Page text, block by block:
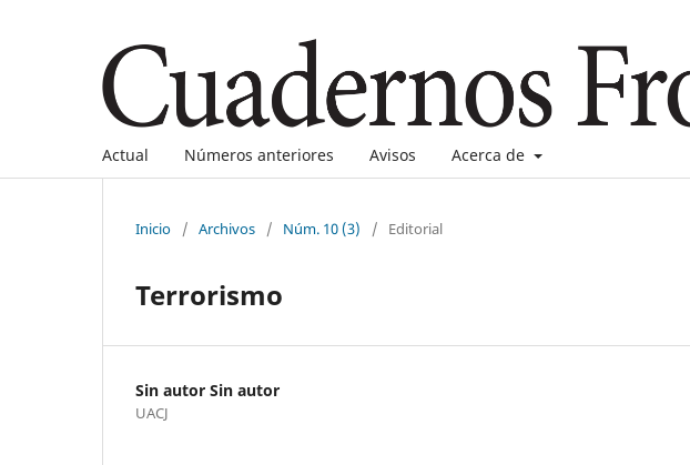
Actual Números anteriores Avisos Acerca de
Inicio / Archivos / Núm. 10 (3) / Editorial
Terrorismo
Sin autor Sin autor
UACJ